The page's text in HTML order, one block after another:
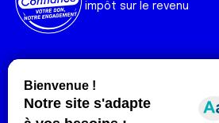
impôt sur le revenu
Liens utiles
Nos actualités
Nos publications